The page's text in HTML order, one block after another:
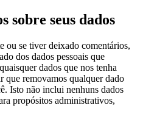
sobre seus dados
ou se tiver deixado comentários,
dos dados pessoais que
dados que nos tenha
que removamos qualquer dado
Isto não inclui nenhuns dados
propósitos administrativos,